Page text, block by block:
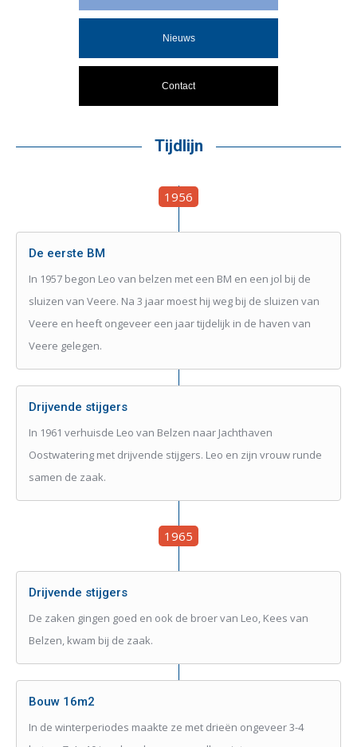
Nieuws
Contact
Tijdlijn
1956
De eerste BM
In 1957 begon Leo van belzen met een BM en een jol bij de
sluizen van Veere. Na 3 jaar moest hij weg bij de sluizen van
Veere en heeft ongeveer een jaar tijdelijk in de haven van
Veere gelegen.
Drijvende stijgers
In 1961 verhuisde Leo van Belzen naar Jachthaven
Oostwatering met drijvende stijgers. Leo en zijn vrouw runde
samen de zaak.
1965
Drijvende stijgers
De zaken gingen goed en ook de broer van Leo, Kees van
Belzen, kwam bij de zaak.
Bouw 16m2
In de winterperiodes maakte ze met drieën ongeveer 3-4